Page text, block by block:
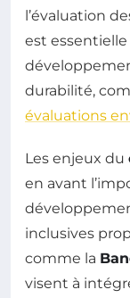
l’évaluation
est
durabilité,
évaluations
Les enjeux du
en avant
inclusives
comme la
visent à